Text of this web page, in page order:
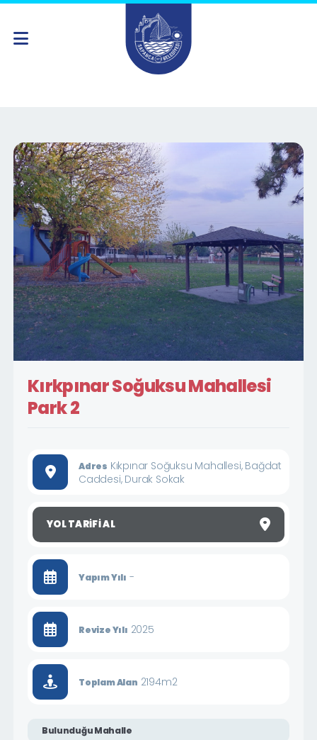
Kırkpınar Soğuksu Mahallesi
Park 2
Adres Kıkpınar Soğuksu Mahallesi, Bağdat
Caddesi, Durak Sokak
YOL TARIFI AL
Yapım Yılı -
Revize Yılı 2025
Toplam Alan 2194m2
Bulunduğu Mahalle